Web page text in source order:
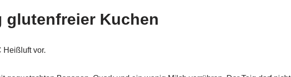
glutenfreier Kuchen
Heißluft vor.